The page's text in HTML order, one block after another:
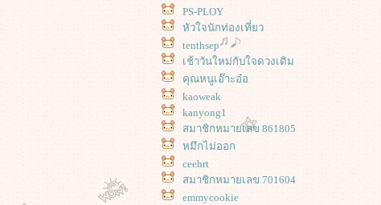
PS-PLOY
หัวใจนักท่องเที่ยว
tenthsep
เช้าวันใหม่กับใจดวงเดิม
คุณหนูเอ๊าะอ๋อ
kaoweak
kanyong1
สมาชิกหมายเลข 861805
หมึกไม่ออก
ceehrt
สมาชิกหมายเลข 701604
emmycookie